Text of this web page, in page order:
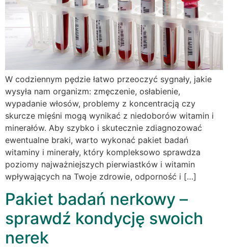
W codziennym pędzie łatwo przeoczyć sygnały, jakie
wysyła nam organizm: zmęczenie, osłabienie,
wypadanie włosów, problemy z koncentracją czy
skurcze mięśni mogą wynikać z niedoborów witamin i
minerałów. Aby szybko i skutecznie zdiagnozować
ewentualne braki, warto wykonać pakiet badań
witaminy i minerały, który kompleksowo sprawdza
poziomy najważniejszych pierwiastków i witamin
wpływających na Twoje zdrowie, odporność i […]
Pakiet badań nerkowy –
sprawdź kondycję swoich
nerek